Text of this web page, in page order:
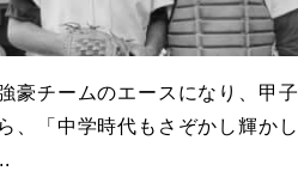
豪チームのエースになり、甲子
、「中学時代もさぞかし輝かし